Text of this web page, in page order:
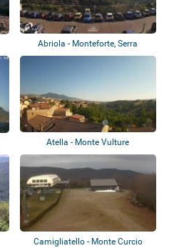
Abriola - Monteforte, Serra
Tuoppo
Atella - Monte Vulture
Camigliatello - Monte Curcio